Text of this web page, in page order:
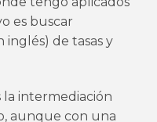
es buscar
inglés) de tasas y
la intermediación
aunque con una